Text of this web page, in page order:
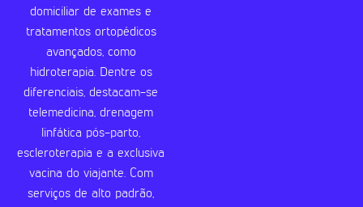
domiciliar de exames e
tratamentos ortopédicos
avançados, como
hidroterapia. Dentre os
diferenciais, destacam-se
telemedicina, drenagem
linfática pós-parto,
escleroterapia e a exclusiva
vacina do viajante. Com
serviços de alto padrão,